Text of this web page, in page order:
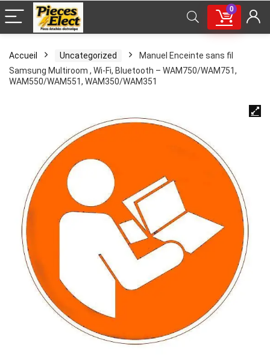
0
Accueil Uncategorized
Manuel Enceinte sans fil
Samsung Multiroom , Wi-Fi, Bluetooth – WAM750/WAM751,
WAM550/WAM551, WAM350/WAM351